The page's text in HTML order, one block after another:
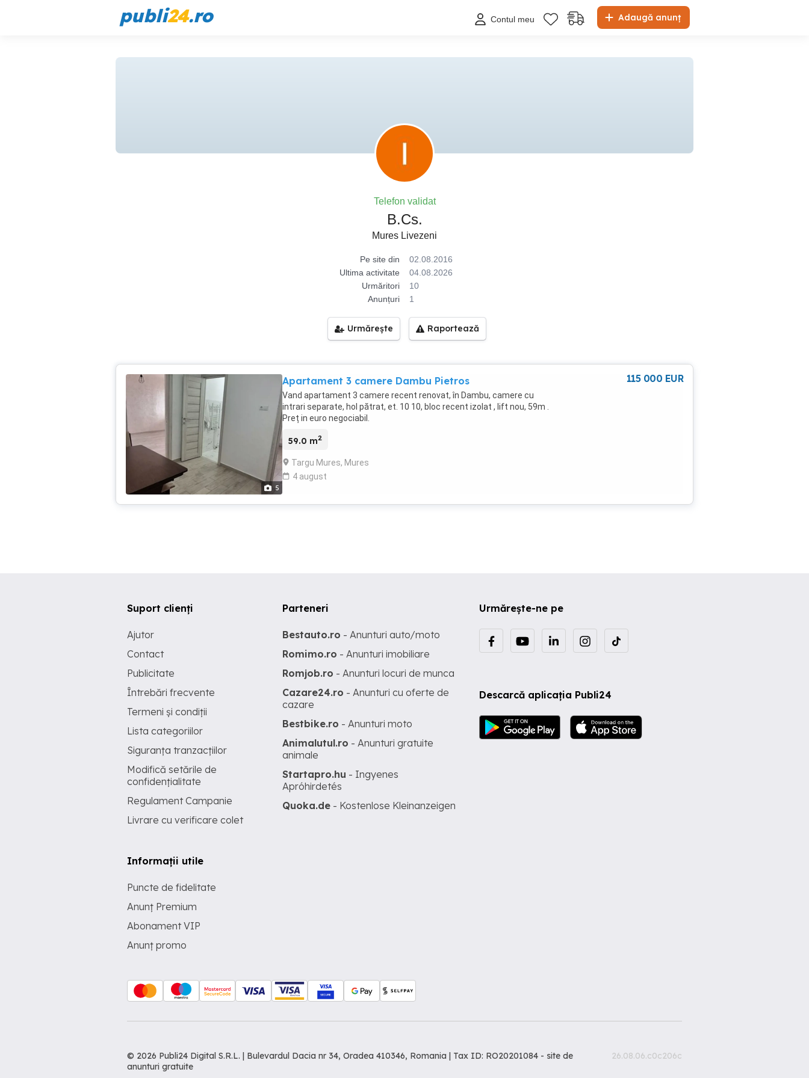
publi24.ro Adaugă anunț
Contul meu
Telefon validat
B.Cs.
Mures Livezeni
Pe site din
02.08.2016
Ultima activitate
04.08.2026
Urmăritori
10
Anunțuri
1
Urmărește Raportează
5
Apartament 3 camere Dambu Pietros
Vand apartament 3 camere recent renovat, în Dambu, camere cu
intrari separate, hol pătrat, et. 10 10, bloc recent izolat , lift nou, 59m .
Preț in euro negociabil.
59.0 m2
Targu Mures, Mures
4 august
115 000 EUR
Urmărește-ne pe
Descarcă aplicația Publi24
Suport clienți
Ajutor
Contact
Publicitate
Întrebări frecvente
Termeni și condiții
Lista categoriilor
Siguranța tranzacțiilor
Modifică setările de
confidențialitate
Regulament Campanie
Livrare cu verificare colet
Informații utile
Puncte de fidelitate
Anunț Premium
Abonament VIP
Anunț promo
Parteneri
Bestauto.ro - Anunturi auto/moto
Romimo.ro - Anunturi imobiliare
Romjob.ro - Anunturi locuri de munca
Cazare24.ro - Anunturi cu oferte de
cazare
Bestbike.ro - Anunturi moto
Animalutul.ro - Anunturi gratuite
animale
Startapro.hu - Ingyenes
Apróhirdetés
Quoka.de - Kostenlose Kleinanzeigen
© 2026 Publi24 Digital S.R.L. | Bulevardul Dacia nr 34, Oradea 410346, Romania | Tax ID: RO20201084 - site de
anunturi gratuite
26.08.06.c0c206c